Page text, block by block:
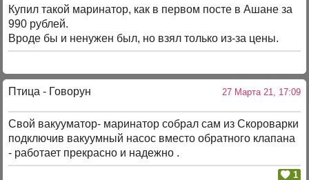
Купил такой маринатор, как в первом посте в Ашане за
990 рублей.
Вроде бы и ненужен был, но взял только из-за цены.
Птица - Говорун 27 Марта 21, 17:09
Свой вакууматор- маринатор собрал сам из Скороварки
подключив вакуумный насос вместо обратного клапана
- работает прекрасно и надежно .
1